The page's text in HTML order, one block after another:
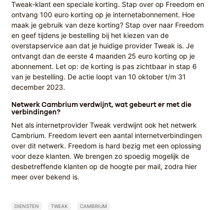
Tweak-klant een speciale korting. Stap over op Freedom en
ontvang 100 euro korting op je internetabonnement. Hoe
maak je gebruik van deze korting? Stap over naar Freedom
en geef tijdens je bestelling bij het kiezen van de
overstapservice aan dat je huidige provider Tweak is. Je
ontvangt dan de eerste 4 maanden 25 euro korting op je
abonnement. Let op: de korting is pas zichtbaar in stap 6
van je bestelling. De actie loopt van 10 oktober t/m 31
december 2023.
Netwerk Cambrium verdwijnt, wat gebeurt er met die
verbindingen?
Net als internetprovider Tweak verdwijnt ook het netwerk
Cambrium. Freedom levert een aantal internetverbindingen
over dit netwerk. Freedom is hard bezig met een oplossing
voor deze klanten. We brengen zo spoedig mogelijk de
desbetreffende klanten op de hoogte per mail, zodra hier
meer over bekend is.
DIENSTEN TWEAK CAMBRIUM